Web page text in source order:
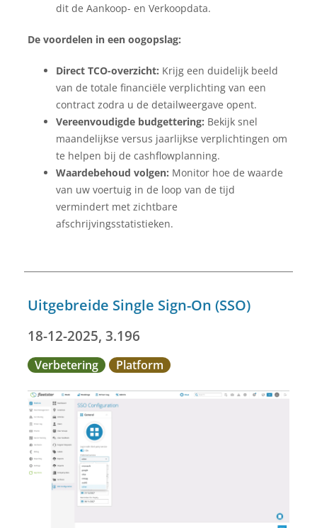
dit de Aankoop- en Verkoopdata.
De voordelen in een oogopslag:
Direct TCO-overzicht: Krijg een duidelijk beeld
van de totale financiële verplichting van een
contract zodra u de detailweergave opent.
Vereenvoudigde budgettering: Bekijk snel
maandelijkse versus jaarlijkse verplichtingen om
te helpen bij de cashflowplanning.
Waardebehoud volgen: Monitor hoe de waarde
van uw voertuig in de loop van de tijd
vermindert met zichtbare
afschrijvingsstatistieken.
Uitgebreide Single Sign-On (SSO)
18-12-2025, 3.196
Verbetering Platform